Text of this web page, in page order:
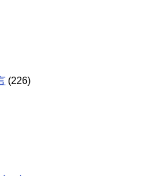
(226)